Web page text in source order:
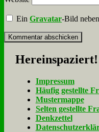
EinGravatar-Bild
Her­ein­spa­ziert!
Im­pres­sum
Häu­fig ge­stell­te
Mu­ster­map­pe
Sel­ten ge­stell­te
Denk­zet­tel